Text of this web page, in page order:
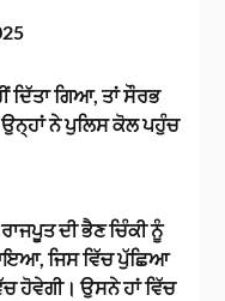
ਦਿੱਤਾ ਗਿਆ, ਤਾਂ ਸੌਰਭ
ਨੇ ਪੁਲਿਸ ਕੋਲ ਪਹੁੰਚ
ਦੀ ਭੈਣ ਚਿੰਕੀ ਨੂੰ
ਜਿਸ ਵਿੱਚ ਪੁੱਛਿਆ
ਹੋਵੇਗੀ। ਉਸਨੇ ਹਾਂ ਵਿੱਚ